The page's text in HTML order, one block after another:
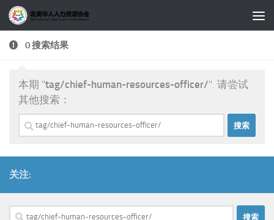
跳至内容
0 搜索结果
本期 "tag/chief-human-resources-officer/". 请尝试
其他搜索：
搜
索：
关注:
搜